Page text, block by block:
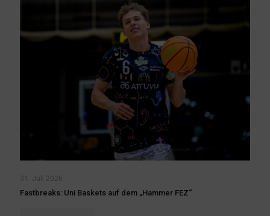
31. Juli 2026
Fastbreaks: Uni Baskets auf dem „Hammer FEZ“